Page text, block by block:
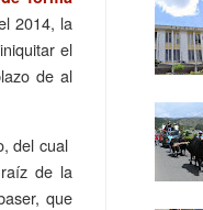
2014, la
el
de al
del cual
de la
que